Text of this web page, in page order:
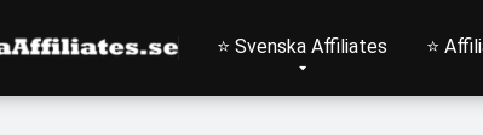
⭐ Svenska Affiliates ⭐